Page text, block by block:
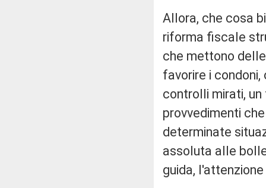
Allora, che cosa
riforma fiscale
che mettono
favorire i
controlli mirati,
provvedimenti
determinate
assoluta alle
guida,